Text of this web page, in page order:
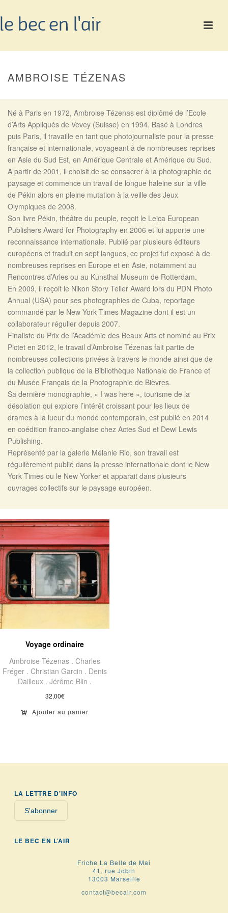
AMBROISE TÉZENAS
Né à Paris en 1972, Ambroise Tézenas est diplômé de l’Ecole
d’Arts Appliqués de Vevey (Suisse) en 1994. Basé à Londres
puis Paris, il travaille en tant que photojournaliste pour la presse
française et internationale, voyageant à de nombreuses reprises
en Asie du Sud Est, en Amérique Centrale et Amérique du Sud.
A partir de 2001, il choisit de se consacrer à la photographie de
paysage et commence un travail de longue haleine sur la ville
de Pékin alors en pleine mutation à la veille des Jeux
Olympiques de 2008.
Son livre Pékin, théâtre du peuple, reçoit le Leica European
Publishers Award for Photography en 2006 et lui apporte une
reconnaissance internationale. Publié par plusieurs éditeurs
européens et traduit en sept langues, ce projet fut exposé à de
nombreuses reprises en Europe et en Asie, notamment au
Rencontres d’Arles ou au Kunsthal Museum de Rotterdam.
En 2009, il reçoit le Nikon Story Teller Award lors du PDN Photo
Annual (USA) pour ses photographies de Cuba, reportage
commandé par le New York Times Magazine dont il est un
collaborateur régulier depuis 2007.
Finaliste du Prix de l’Académie des Beaux Arts et nominé au Prix
Pictet en 2012, le travail d’Ambroise Tézenas fait partie de
nombreuses collections privées à travers le monde ainsi que de
la collection publique de la Bibliothèque Nationale de France et
du Musée Français de la Photographie de Bièvres.
Sa dernière monographie, « I was here », tourisme de la
désolation qui explore l’intérêt croissant pour les lieux de
drames à la lueur du monde contemporain, est publié en 2014
en coédition franco-anglaise chez Actes Sud et Dewi Lewis
Publishing.
Représenté par la galerie Mélanie Rio, son travail est
régulièrement publié dans la presse internationale dont le New
York Times ou le New Yorker et apparait dans plusieurs
ouvrages collectifs sur le paysage européen.
Voyage ordinaire
Ambroise Tézenas .Charles
Fréger .Christian Garcin . Denis
Dailleux .Jérôme Blin .
32,00€
Ajouter au panier
LA LETTRE D’INFO
S'abonner
LE BEC EN L’AIR
Friche La Belle de Mai
41, rue Jobin
13003 Marseille
contact@becair.com